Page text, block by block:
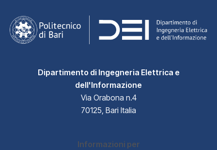
Dipartimento di Ingegneria Elettrica e
dell'Informazione
Via Orabona n.4
70125, Bari Italia
Informazioni per